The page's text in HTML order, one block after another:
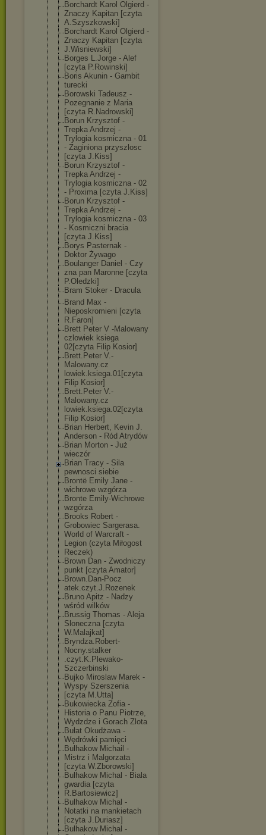
Borchardt Karol Olgierd -
Znaczy Kapitan [czyta
A.Szyszkowski]
Borchardt Karol Olgierd -
Znaczy Kapitan [czyta
J.Wisniewski]
Borges L.Jorge - Alef
[czyta P.Rowinski]
Boris Akunin - Gambit
turecki
Borowski Tadeusz -
Pozegnanie z Maria
[czyta R.Nadrowski]
Borun Krzysztof -
Trepka Andrzej -
Trylogia kosmiczna - 01
- Zaginiona przyszlosc
[czyta J.Kiss]
Borun Krzysztof -
Trepka Andrzej -
Trylogia kosmiczna - 02
- Proxima [czyta J.Kiss]
Borun Krzysztof -
Trepka Andrzej -
Trylogia kosmiczna - 03
- Kosmiczni bracia
[czyta J.Kiss]
Borys Pasternak -
Doktor Żywago
Boulanger Daniel - Czy
zna pan Maronne [czyta
P.Oledzki]
Bram Stoker - Dracula
Brand Max -
Nieposkromieni [czyta
R.Faron]
Brett Peter V -Malowany
czlowiek ksiega
02[czyta Filip Kosior]
Brett.Peter V.-
Malowany.cz
lowiek.ksiega.01[czyta
Filip Kosior]
Brett.Peter V.-
Malowany.cz
lowiek.ksiega.02[czyta
Filip Kosior]
Brian Herbert, Kevin J.
Anderson - Ród Atrydów
Brian Morton - Już
wieczór
Brian Tracy - Sila
pewnosci siebie
Brontë Emily Jane -
wichrowe wzgórza
Bronte Emily-Wichrowe
wzgórza
Brooks Robert -
Grobowiec Sargerasa.
World of Warcraft -
Legion (czyta Miłogost
Reczek)
Brown Dan - Zwodniczy
punkt [czyta Amator]
Brown.Dan-Pocz
atek.czyt.J.Rozenek
Bruno Apitz - Nadzy
wśród wilków
Brussig Thomas - Aleja
Sloneczna [czyta
W.Malajkat]
Bryndza.Robert-
Nocny.stalker
.czyt.K.Plewako-
Szczerbinski
Bujko Miroslaw Marek -
Wyspy Szerszenia
[czyta M.Utta]
Bukowiecka Zofia -
Historia o Panu Piotrze,
Wydzdze i Gorach Zlota
Bułat Okudżawa -
Wędrówki pamięci
Bulhakow Michail -
Mistrz i Malgorzata
[czyta W.Zborowski]
Bulhakow Michal - Biala
gwardia [czyta
R.Bartosiewicz]
Bulhakow Michal -
Notatki na mankietach
[czyta J.Duriasz]
Bulhakow Michal -